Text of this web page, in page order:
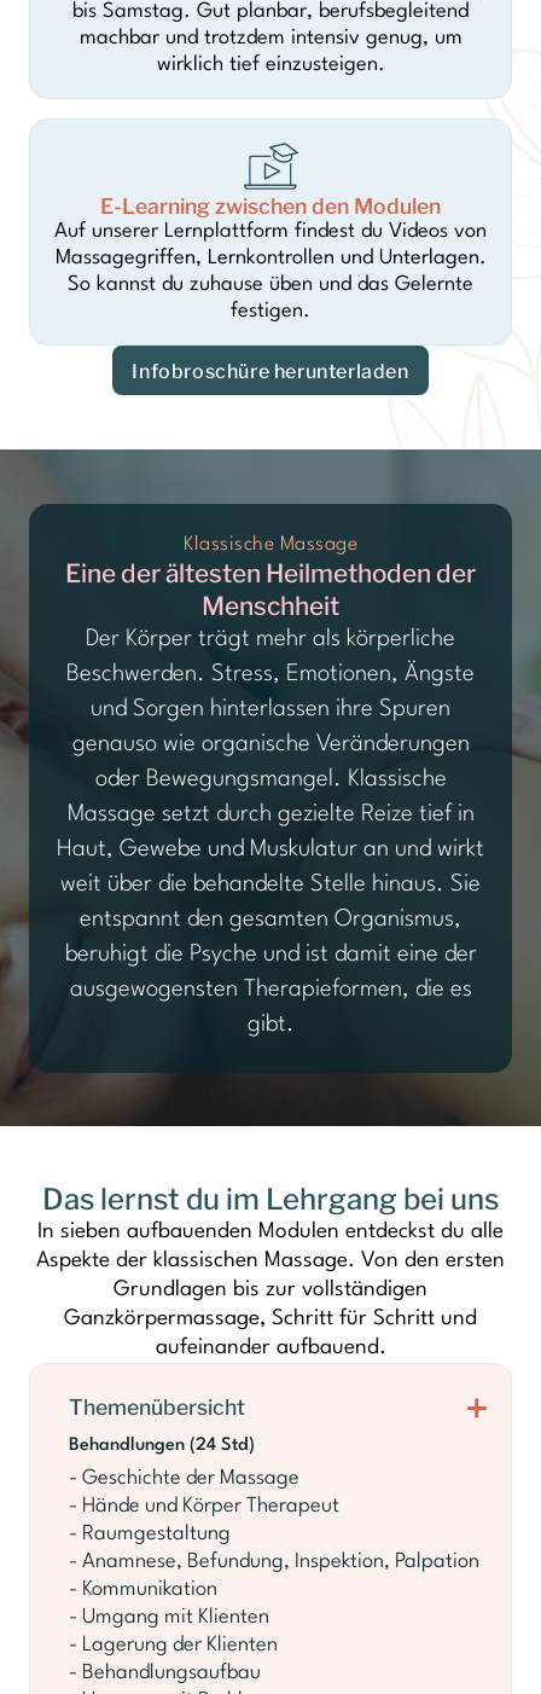
bis Samstag. Gut planbar, berufsbegleitend
machbar und trotzdem intensiv genug, um
wirklich tief einzusteigen.
E-Learning zwischen den Modulen
Auf unserer Lernplattform findest du Videos von
Massagegriffen, Lernkontrollen und Unterlagen.
So kannst du zuhause üben und das Gelernte
festigen.
Infobroschüre herunterladen
Klassische Massage
Eine der ältesten Heilmethoden der
Menschheit
Der Körper trägt mehr als körperliche
Beschwerden. Stress, Emotionen, Ängste
und Sorgen hinterlassen ihre Spuren
genauso wie organische Veränderungen
oder Bewegungsmangel. Klassische
Massage setzt durch gezielte Reize tief in
Haut, Gewebe und Muskulatur an und wirkt
weit über die behandelte Stelle hinaus. Sie
entspannt den gesamten Organismus,
beruhigt die Psyche und ist damit eine der
ausgewogensten Therapieformen, die es
gibt.
Das lernst du im Lehrgang bei uns
In sieben aufbauenden Modulen entdeckst du alle
Aspekte der klassischen Massage. Von den ersten
Grundlagen bis zur vollständigen
Ganzkörpermassage, Schritt für Schritt und
aufeinander aufbauend.
Themenübersicht
Behandlungen (24 Std)
- Geschichte der Massage
- Hände und Körper Therapeut
- Raumgestaltung
- Anamnese, Befundung, Inspektion, Palpation
- Kommunikation
- Umgang mit Klienten
- Lagerung der Klienten
- Behandlungsaufbau